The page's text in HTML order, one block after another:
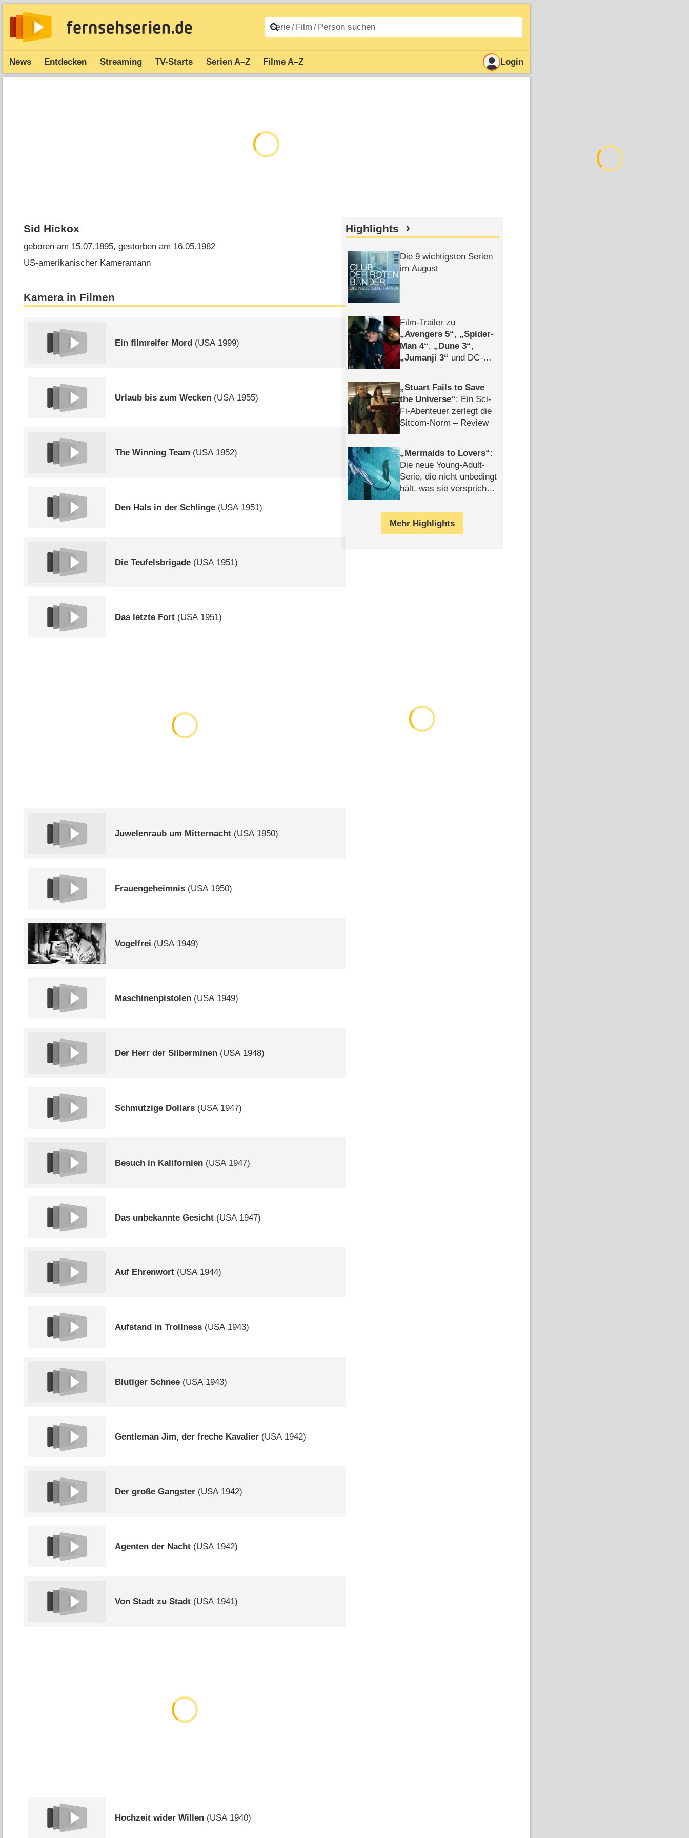
News Entdecken Streaming TV-Starts Serien A–Z Filme A–Z Login
Sid Hickox
geboren am 15.07.1895, gestorben am 16.05.1982
US-amerikanischer Kameramann
Kamera in Filmen
Ein filmreifer Mord (USA1999)
Urlaub bis zum Wecken (USA1955)
The Winning Team (USA1952)
Den Hals in der Schlinge (USA 1951)
Die Teufelsbrigade (USA 1951)
Das letzte Fort (USA 1951)
Juwelenraub um Mitternacht (USA1950)
Frauengeheimnis (USA1950)
Vogelfrei (USA1949)
Maschinenpistolen (USA1949)
Der Herr der Silberminen (USA 1948)
Schmutzige Dollars (USA 1947)
Besuch in Kalifornien (USA 1947)
Das unbekannte Gesicht (USA 1947)
Auf Ehrenwort (USA1944)
Aufstand in Trollness (USA1943)
Blutiger Schnee (USA1943)
Gentleman Jim, der freche Kavalier (USA1942)
Der große Gangster (USA1942)
Agenten der Nacht (USA1942)
Von Stadt zu Stadt (USA1941)
Hochzeit wider Willen (USA1940)
Highlights
Die 9 wichtigsten Serien
im August
Film-Trailer zu
Avengers 5 ,
Spider-
Man 4 , Dune 3 ,
Jumanji 3
und DC-
Stuart Fails to Save
the Universe : Ein Sci-
Fi-Abenteuer zerlegt die
Sitcom-Norm – Review
Mermaids to Lovers :
Die neue Young-Adult-
Serie, die nicht unbedingt
hält, was sie verspricht –
Mehr Highlights